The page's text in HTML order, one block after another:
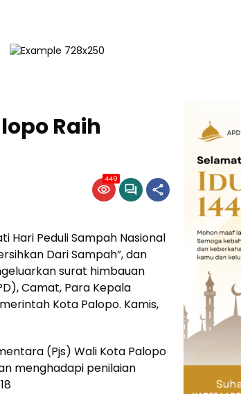
Raih
449
Hari Peduli Sampah Nasional
Dari Sampah”, dan
surat himbauan
Camat, Para Kepala
Kota Palopo. Kamis,
(Pjs) Wali Kota Palopo
menghadapi penilaian